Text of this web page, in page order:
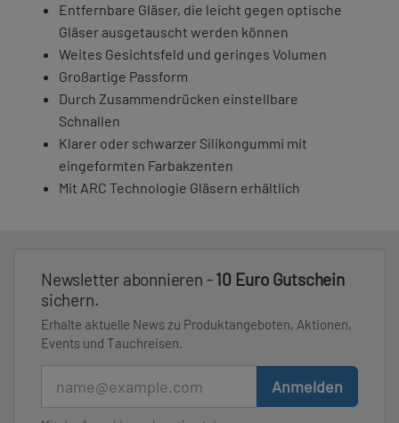
Entfernbare Gläser, die leicht gegen optische
Gläser ausgetauscht werden können
Weites Gesichtsfeld und geringes Volumen
Großartige Passform
Durch Zusammendrücken einstellbare
Schnallen
Klarer oder schwarzer Silikongummi mit
eingeformten Farbakzenten
Mit ARC Technologie Gläsern erhältlich
Newsletter abonnieren -10 Euro Gutschein
sichern.
Erhalte aktuelle News zu Produktangeboten, Aktionen,
Events und Tauchreisen.
Anmelden